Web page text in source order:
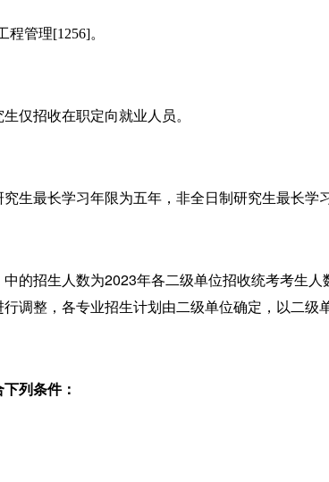
程管理[1256]。
仅招收在职定向就业人员。
究生最长学习年限为五年，非全日制研究生最长学
中的招生人数为2023年各二级单位招收统考考生人
调整，各专业招生计划由二级单位确定，以二级
列条件：